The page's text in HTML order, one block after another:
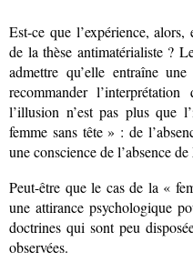
Est-ce que l’expérience,
de la thèse antimatérialiste ?
admettre qu’elle entraîne
recommander
l’illusion n’est pas plus que
femme sans tête » : de
une conscience de l’absence
Peut-être que le cas de la «
une attirance psychologique
doctrines qui sont peu
observées.